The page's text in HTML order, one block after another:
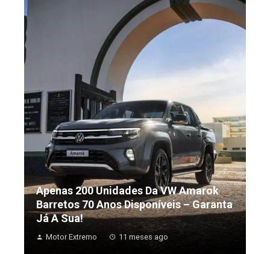
Apenas 200 Unidades Da VW Amarok
Barretos 70 Anos Disponíveis – Garanta
Já A Sua!
Motor Extremo 11 meses ago